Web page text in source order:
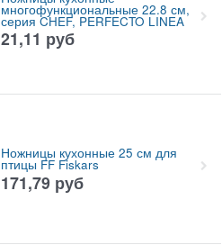
многофункциональные 22.8 см,
серия CHEF, PERFECTO LINEA
21,11 руб
Ножницы кухонные 25 см для
птицы FF Fiskars
171,79 руб